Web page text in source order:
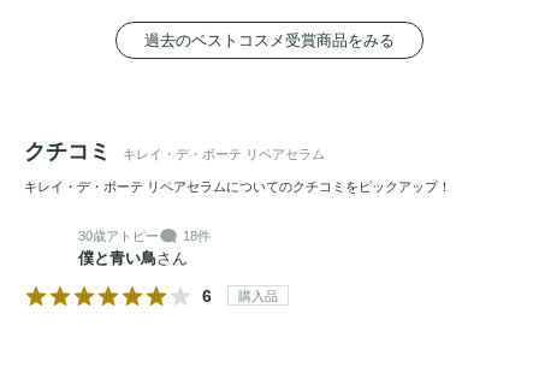
過去のベストコスメ受賞商品をみる
クチコミ キレイ・デ・ボーテ リペアセラム
キレイ・デ・ボーテ リペアセラムについてのクチコミをピックアップ！
30歳アトピー 18件
僕と青い鳥さん
6 購入品